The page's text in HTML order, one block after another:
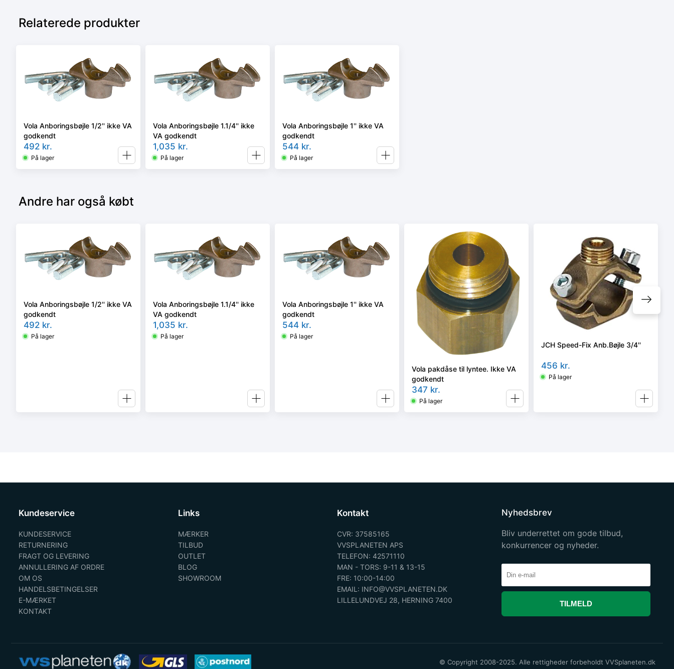
Relaterede produkter
Vola Anboringsbøjle 1/2'' ikke VA
godkendt
492 kr.
På lager
Vola Anboringsbøjle 1.1/4'' ikke
VA godkendt
1,035 kr.
På lager
Vola Anboringsbøjle 1'' ikke VA
godkendt
544 kr.
På lager
Andre har også købt
Vola Anboringsbøjle 1/2'' ikke VA
godkendt
492 kr.
På lager
Vola Anboringsbøjle 1.1/4'' ikke
VA godkendt
1,035 kr.
På lager
Vola Anboringsbøjle 1'' ikke VA
godkendt
544 kr.
På lager
Vola pakdåse til lyntee. Ikke VA
godkendt
347 kr.
På lager
JCH Speed-Fix Anb.Bøjle 3/4''
456 kr.
På lager
Kundeservice
KUNDESERVICE
RETURNERING
FRAGT OG LEVERING
ANNULLERING AF ORDRE
OM OS
HANDELSBETINGELSER
E-MÆRKET
KONTAKT
Links
MÆRKER
TILBUD
OUTLET
BLOG
SHOWROOM
Kontakt
CVR: 37585165
VVSPLANETEN APS
TELEFON: 42571110
MAN - TORS: 9-11 & 13-15
FRE: 10:00-14:00
EMAIL: INFO@VVSPLANETEN.DK
LILLELUNDVEJ 28, HERNING 7400
Nyhedsbrev
Bliv underrettet om gode tilbud,
konkurrencer og nyheder.
TILMELD
© Copyright 2008-2025. Alle rettigheder forbeholdt VVSplaneten.dk